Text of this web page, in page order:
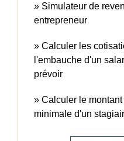
Simulateur de
entrepreneur
Calculer les
l'embauche d'un
prévoir
Calculer le
minimale d'un